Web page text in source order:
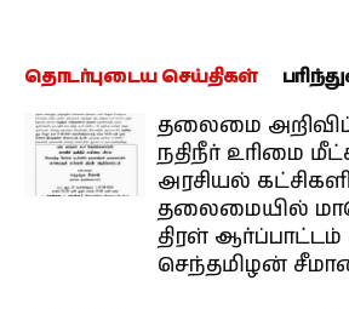
தொடர்புடைய செய்திகள்
தலைமை
நதிநீர் உரிமை
அரசியல்
தலைமையில்
திரள்
செந்தமிழன்